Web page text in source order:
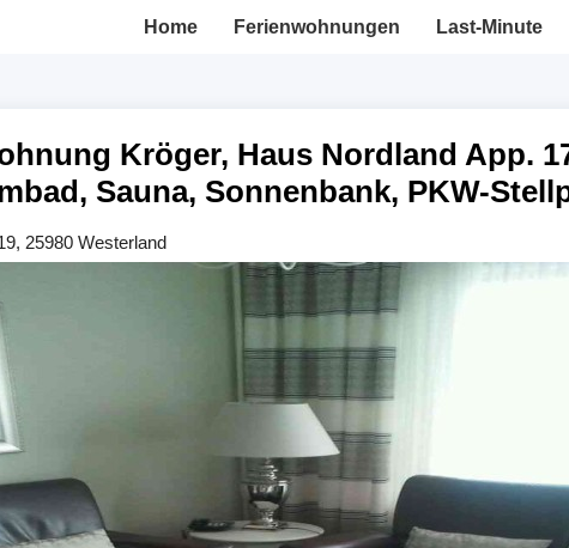
Home Ferienwohnungen Last-Minute
Kröger, Haus Nordland App.
Sauna, Sonnenbank, PKW-
25980 Westerland